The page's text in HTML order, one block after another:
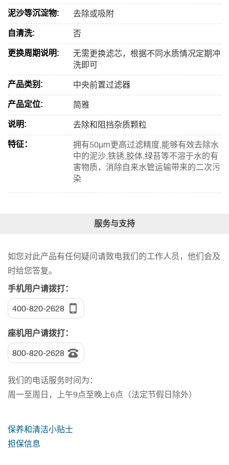
泥沙等沉淀物:
去除或吸附
自清洗:
否
更换周期说明:
无需更换滤芯，根据不同水质情况定期冲
洗即可
产品类别:
中央前置过滤器
产品定位:
简雅
说明:
去除和阻挡杂质颗粒
特征：
拥有50μm更高过滤精度,能够有效去除水
中的泥沙,铁锈,胶体,绿苔等不溶于水的有
害物质，消除自来水管运输带来的二次污
染
服务与支持
如您对此产品有任何疑问请致电我们的工作人员，他们会及
时给您答复。
手机用户请拨打：
400-820-2628
座机用户请拨打：
800-820-2628
我们的电话服务时间为：
周一至周日，上午9点至晚上6点（法定节假日除外）
保养和清洁小贴士
担保信息